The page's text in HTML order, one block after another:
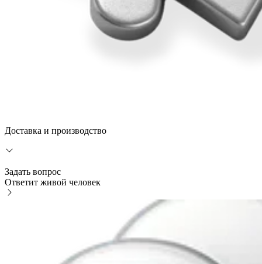
Доставка и производство
Задать вопрос
Ответит живой человек